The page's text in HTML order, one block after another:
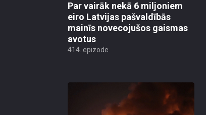
Par vairāk nekā 6 miljoniem
eiro Latvijas pašvaldībās
mainīs novecojušos gaismas
avotus
414. epizode